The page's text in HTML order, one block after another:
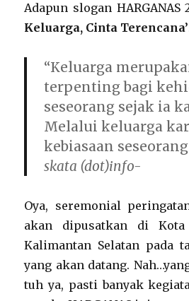
Adapun slogan HARGANAS
Keluarga, Cinta Terencana’
“Keluarga
terpenting bagi
seseorang sejak ia
Melalui keluarga
kebiasaan
skata (dot)info-
Oya, seremonial peringatan
akan dipusatkan di Kota
Kalimantan Selatan pada
yang akan datang.
tuh ya, pasti banyak